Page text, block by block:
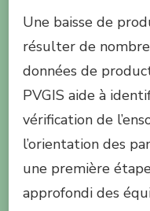
Une baisse de
résulter de
données de
PVGIS aide à
vérification de
l’orientation des
une première
approfondi des